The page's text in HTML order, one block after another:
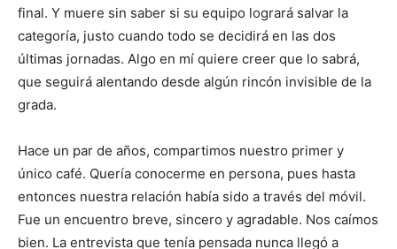
final. Y muere sin saber si su equipo logrará salvar la
categoría, justo cuando todo se decidirá en las dos
últimas jornadas. Algo en mí quiere creer que lo sabrá,
que seguirá alentando desde algún rincón invisible de la
grada.
Hace un par de años, compartimos nuestro primer y
único café. Quería conocerme en persona, pues hasta
entonces nuestra relación había sido a través del móvil.
Fue un encuentro breve, sincero y agradable. Nos caímos
bien. La entrevista que tenía pensada nunca llegó a